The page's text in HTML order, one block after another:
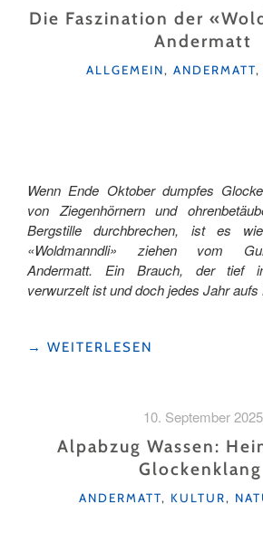
Die Faszination der
Andermatt
KATEGORIEN
ALLGEMEIN, ANDERMATT,
Wenn Ende Oktober dumpfes
von Ziegenhörnern und
Bergstille durchbrechen, ist es
«Woldmanndli» ziehen vom
Andermatt. Ein Brauch, der tief
verwurzelt ist und doch jedes Jahr aufs
"DIE
ANDERMATT"
→ WEITERLESEN
10. September 2025
Alpabzug Wassen:
Glockenklang
KATEGORIEN
ANDERMATT, KULTUR,